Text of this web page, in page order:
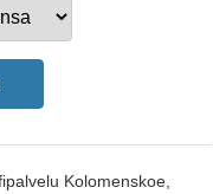
Kolomenskoe,